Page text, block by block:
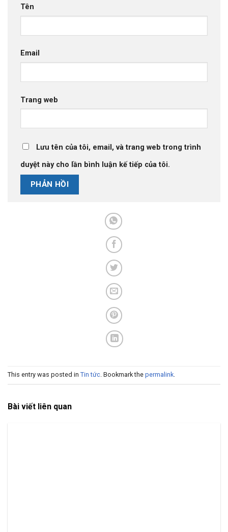
Tên
Email
Trang web
Lưu tên của tôi, email, và trang web trong trình
duyệt này cho lần bình luận kế tiếp của tôi.
This entry was posted in Tin tức. Bookmark the permalink.
Bài viết liên quan